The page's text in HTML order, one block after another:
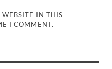
IN THIS
I COMMENT.